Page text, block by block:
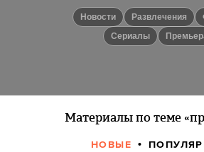
новости Развлечения
сериалы
Материалы по теме
НОВЫЕ